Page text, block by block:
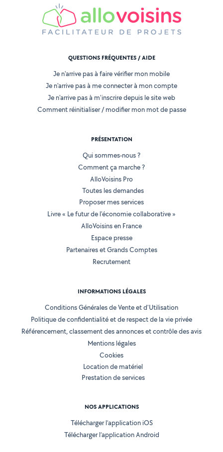
QUESTIONS FRÉQUENTES / AIDE
Je n'arrive pas à faire vérifier mon mobile
Je n'arrive pas à me connecter à mon compte
Je n'arrive pas à m'inscrire depuis le site web
Comment réinitialiser / modifier mon mot de passe
PRÉSENTATION
Qui sommes-nous ?
Comment ça marche ?
AlloVoisins Pro
Toutes les demandes
Proposer mes services
Livre « Le futur de l'économie collaborative »
AlloVoisins en France
Espace presse
Partenaires et Grands Comptes
Recrutement
INFORMATIONS LÉGALES
Conditions Générales de Vente et d'Utilisation
Politique de confidentialité et de respect de la vie privée
Référencement, classement des annonces et contrôle des avis
Mentions légales
Cookies
Location de matériel
Prestation de services
NOS APPLICATIONS
Télécharger l’application iOS
Télécharger l’application Android